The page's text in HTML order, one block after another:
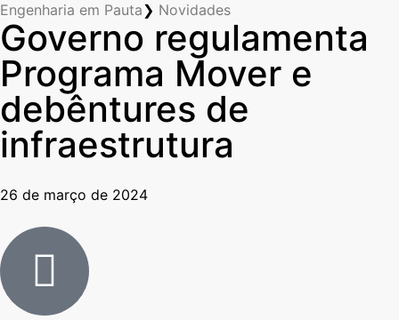
Engenharia em Pauta❯ Novidades
Governo regulamenta
Programa Mover e
debêntures de
infraestrutura
26 de março de 2024